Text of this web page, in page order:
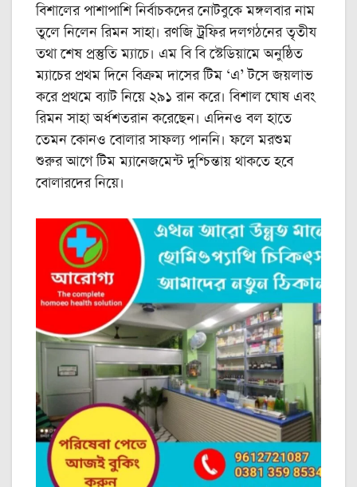
বিশালের পাশাপাশি নির্বাচকদের নোটবুকে মঙ্গলবার নাম
তুলে নিলেন রিমন সাহা। রণজি ট্রফির দলগঠনের তৃতীয
তথা শেষ প্রস্তুতি ম্যাচে। এম বি বি স্টেডিয়ামে অনুষ্ঠিত
ম্যাচের প্রথম দিনে বিক্রম দাসের টিম ‘‌এ’ টসে জয়লাভ
করে প্রথমে ব্যাট নিয়ে ২৯১ রান করে। বিশাল ঘোষ এবং
রিমন সাহা অর্ধশতরান করেছেন। এদিনও বল হাতে
তেমন কোনও বোলার সাফল্য পাননি। ফলে মরশুম
শুরুর আগে টিম ম্যানেজমেন্ট দুশ্চিন্তায়‌ থাকতে হবে
বোলারদের নিয়ে।